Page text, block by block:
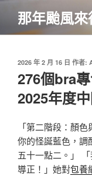
主
那年颱風
發
於
2026 年 2 月 16 日 作者:
276個bra
2025年度
「第二階段：顏
你的怪誕藍色，調
五十一點二。」
導正！」她對包養